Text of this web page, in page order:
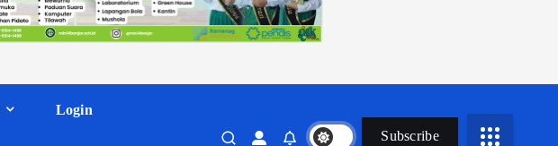
Login
Subscribe